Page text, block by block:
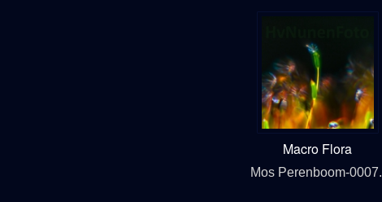
Macro Flora
Mos Perenboom-0007.